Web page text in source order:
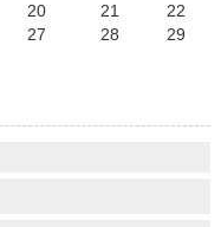
20 21
22
27 28
29